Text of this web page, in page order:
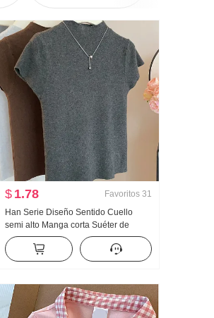
$ 1.78 Favoritos 31
Han Serie Diseño Sentido Cuello
semi alto Manga corta Suéter de
punto Mujer Otoño 2024 Nuevo Color
sólido Versátil Ajustado Adelgazante
Top